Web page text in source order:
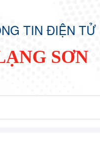
TIN ĐIỆN TỬ
SƠN